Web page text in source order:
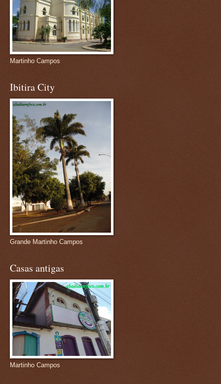
Martinho Campos
Ibitira City
Grande Martinho Campos
Casas antigas
Martinho Campos